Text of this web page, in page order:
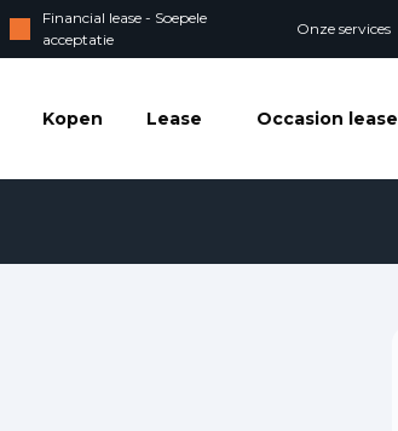
Financial lease - Soepele
acceptatie
Onze services
Kopen Lease Occasion lease